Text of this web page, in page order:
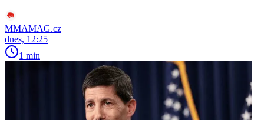
MMAMAG.cz
dnes, 12:25
1 min